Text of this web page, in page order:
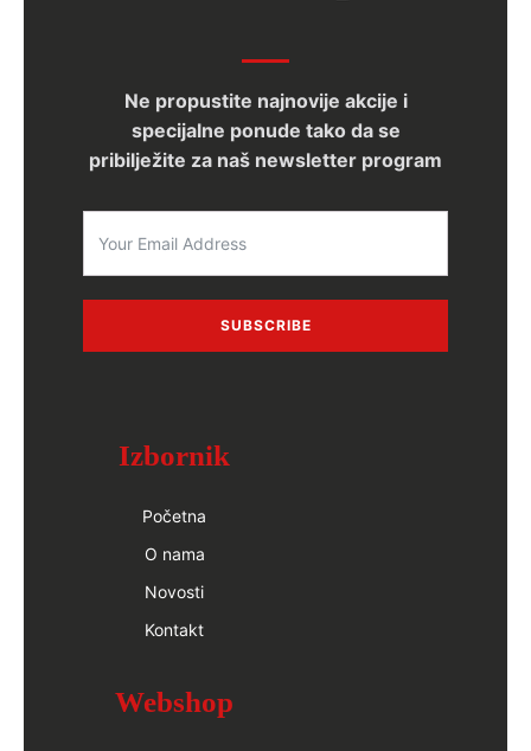
Ne propustite najnovije akcije i
specijalne ponude tako da se
pribilježite za naš newsletter program
SUBSCRIBE
Izbornik
Početna
O nama
Novosti
Kontakt
Webshop